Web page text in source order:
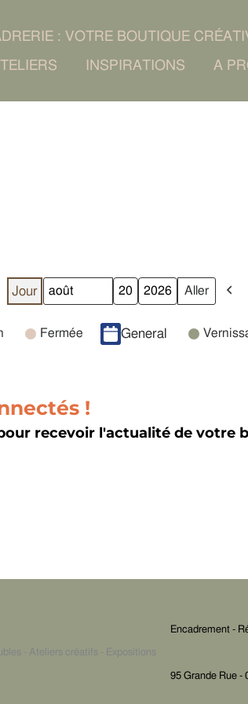
: VOTRE BOUTIQUE
INSPIRATIONS A
Jour
Mois
Jour
Année
Fermée General
!
recevoir l'actualité de votre
- Ateliers créatifs - Expositions
Encadrement -
95 Grande Rue -